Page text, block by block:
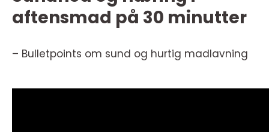
aftensmad på 30 minutter
– Bulletpoints om sund og hurtig madlavning